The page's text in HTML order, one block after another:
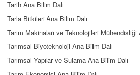
Tarih Ana Bilim Dalı
Tarla Bitkileri Ana Bilim Dalı
Tarım Makinaları ve Teknolojileri Mühendisliği
Tarımsal Biyoteknoloji Ana Bilim Dalı
Tarımsal Yapılar ve Sulama Ana Bilim Dalı